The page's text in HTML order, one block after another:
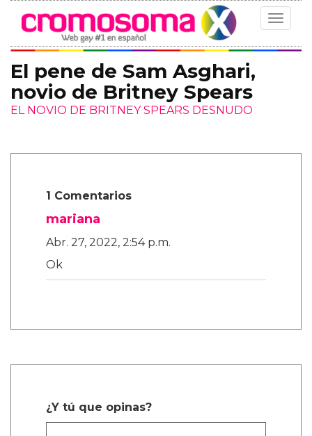
Toggle
El pene de Sam Asghari,
novio de Britney Spears
EL NOVIO DE BRITNEY SPEARS DESNUDO
1 Comentarios
mariana
Abr. 27, 2022, 2:54 p.m.
Ok
¿Y tú que opinas?